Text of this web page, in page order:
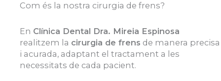
Com és la nostra cirurgia de frens?
En Clínica Dental Dra. Mireia Espinosa
realitzem la cirurgia de frens de manera precisa
i acurada, adaptant el tractament a les
necessitats de cada pacient.